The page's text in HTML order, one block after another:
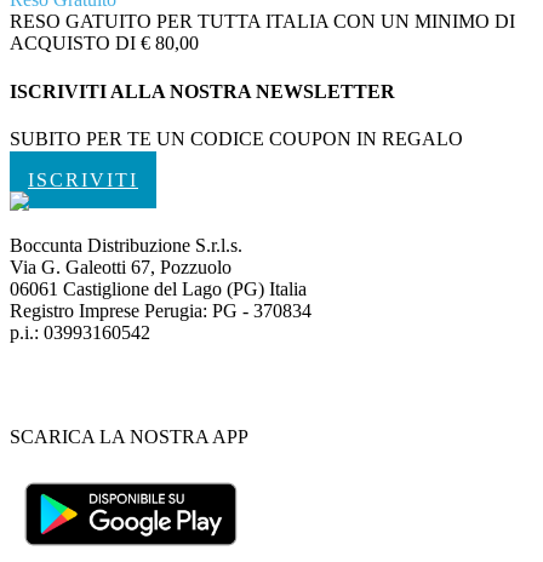
RESO GATUITO PER TUTTA ITALIA CON UN MINIMO DI
ACQUISTO DI € 80,00
ISCRIVITI ALLA NOSTRA NEWSLETTER
SUBITO PER TE UN CODICE COUPON IN REGALO
ISCRIVITI
Boccunta Distribuzione S.r.l.s.
Via G. Galeotti 67, Pozzuolo
06061 Castiglione del Lago (PG) Italia
Registro Imprese Perugia: PG - 370834
p.i.: 03993160542
SCARICA LA NOSTRA APP